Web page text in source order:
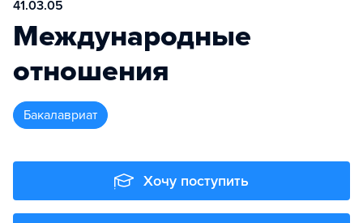
41.03.05
Международные
отношения
бакалавриат
Хочу поступить